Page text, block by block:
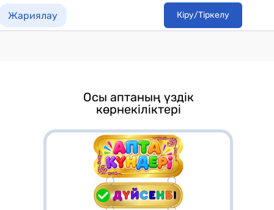
Жариялау Кіру/Тіркелу
Осы аптаның үздік
көрнекіліктері